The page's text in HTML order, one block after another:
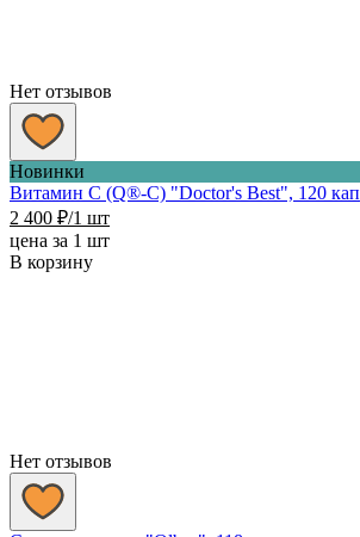
Нет отзывов
Новинки
Витамин C (Q®-C) "Doctor's Best", 120 кап
2 400 ₽/1 шт
цена за 1 шт
В корзину
Нет отзывов